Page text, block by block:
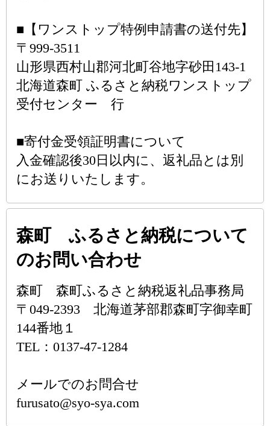
■【ワンストップ特例申請書の送付先】
〒999-3511
山形県西村山郡河北町谷地字砂田143-1
北海道森町 ふるさと納税ワンストップ
受付センター 行
■寄付金受領証明書について
入金確認後30日以内に、返礼品とは別
にお送りいたします。
森町 ふるさと納税について
のお問い合わせ
森町 森町ふるさと納税返礼品事務局
〒049-2393 北海道茅部郡森町字御幸町
144番地１
TEL：0137-47-1284
メールでのお問合せ
furusato@syo-sya.com